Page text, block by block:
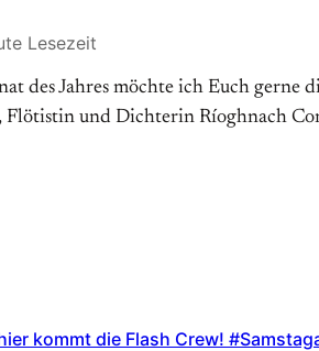
Lesezeit
des Jahres möchte ich Euch gerne
Flötistin und Dichterin Ríoghnach
kommt die Flash Crew!